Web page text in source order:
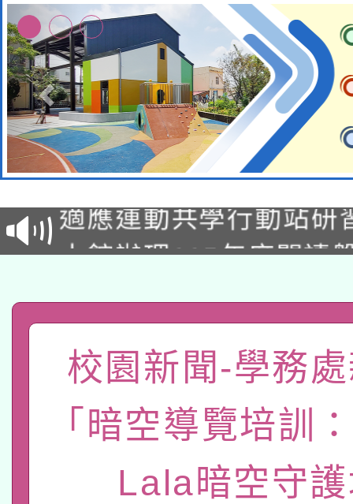
本校115學年度第2次
招甄選結果公告(無人
招)
適應運動共學行動站研
本館辦理115年度閱讀
礎課程
A3數位素養講師名單
「數位內容與教學軟
pilot」
有關大陸委員會函釋公
薪期間赴陸應申請許可
轉知經濟部水利署委託
業技術研究院辦理「
115年8月22日(星期六
校園新聞-學務
「暗空導覽培訓
Lala暗空守